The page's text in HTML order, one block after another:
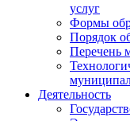
услуг
Формы
Порядок
Перечень
Деятельность